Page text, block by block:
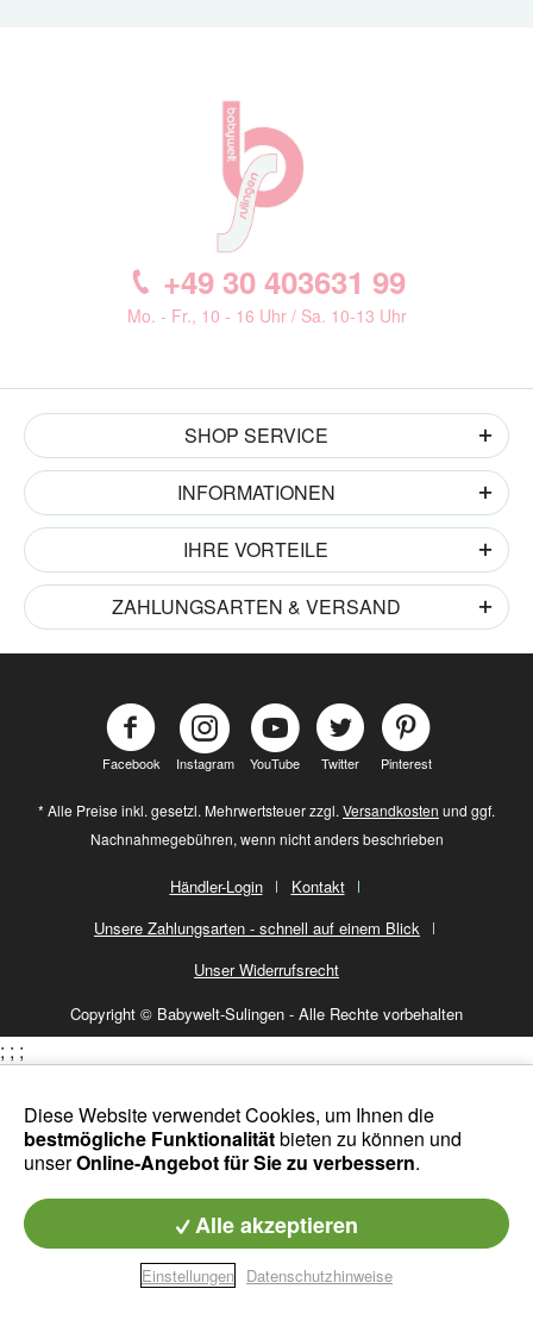
+49 30 403631 99
Mo. - Fr., 10 - 16 Uhr / Sa. 10-13 Uhr
SHOP SERVICE
INFORMATIONEN
IHRE VORTEILE
ZAHLUNGSARTEN & VERSAND
Facebook Instagram YouTube Twitter Pinterest
* Alle Preise inkl. gesetzl. Mehrwertsteuer zzgl. Versandkosten und ggf.
Nachnahmegebühren, wenn nicht anders beschrieben
Händler-Login
Kontakt
Unsere Zahlungsarten - schnell auf einem Blick
Unser Widerrufsrecht
Copyright © Babywelt-Sulingen - Alle Rechte vorbehalten
Diese Website verwendet Cookies, um Ihnen die
bestmögliche Funktionalitätbieten zu können und
unserOnline-Angebot für Sie zu verbessern.
Alle akzeptieren
Einstellungen Datenschutzhinweise
; ; ;